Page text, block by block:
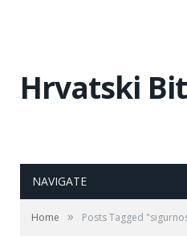
Hrvatski
NAVIGATE
Home » Posts Tagged